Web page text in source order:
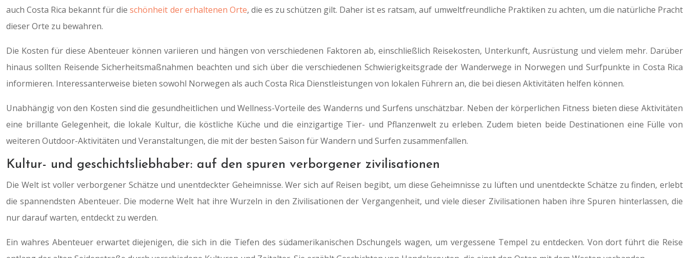
auch Costa Rica bekannt für dieschönheit der erhaltenen Orte, die es zu schützen gilt. Daher ist es ratsam, auf umweltfreundliche Praktiken zu achten, um die natürliche Pracht
dieser Orte zu bewahren.
Die Kosten für diese Abenteuer können variieren und hängen von verschiedenen Faktoren ab, einschließlich Reisekosten, Unterkunft, Ausrüstung und vielem mehr. Darüber
hinaus sollten Reisende Sicherheitsmaßnahmen beachten und sich über die verschiedenen Schwierigkeitsgrade der Wanderwege in Norwegen und Surfpunkte in Costa Rica
informieren. Interessanterweise bieten sowohl Norwegen als auch Costa Rica Dienstleistungen von lokalen Führern an, die bei diesen Aktivitäten helfen können.
Unabhängig von den Kosten sind die gesundheitlichen und Wellness-Vorteile des Wanderns und Surfens unschätzbar. Neben der körperlichen Fitness bieten diese Aktivitäten
eine brillante Gelegenheit, die lokale Kultur, die köstliche Küche und die einzigartige Tier- und Pflanzenwelt zu erleben. Zudem bieten beide Destinationen eine Fülle von
weiteren Outdoor-Aktivitäten und Veranstaltungen, die mit der besten Saison für Wandern und Surfen zusammenfallen.
Kultur- und geschichtsliebhaber: auf den spuren verborgener zivilisationen
Die Welt ist voller verborgener Schätze und unentdeckter Geheimnisse. Wer sich auf Reisen begibt, um diese Geheimnisse zu lüften und unentdeckte Schätze zu finden, erlebt
die spannendsten Abenteuer. Die moderne Welt hat ihre Wurzeln in den Zivilisationen der Vergangenheit, und viele dieser Zivilisationen haben ihre Spuren hinterlassen, die
nur darauf warten, entdeckt zu werden.
Ein wahres Abenteuer erwartet diejenigen, die sich in die Tiefen des südamerikanischen Dschungels wagen, um vergessene Tempel zu entdecken. Von dort führt die Reise